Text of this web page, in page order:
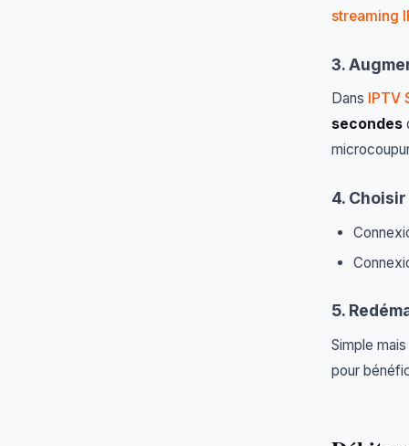
streaming
3.
Dans IPTV
secondes
4.
5.
Simple
pour